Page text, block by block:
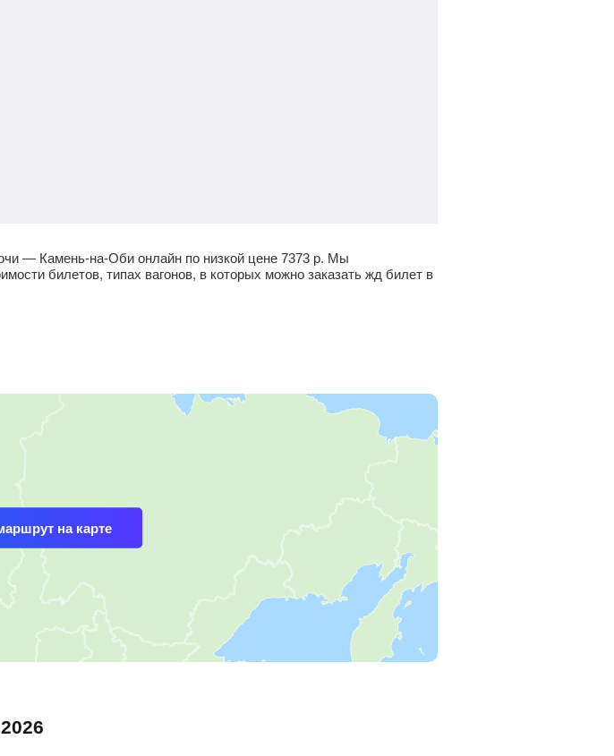
— Камень-на-Оби онлайн по низкой цене 7373 р. Мы
билетов, типах вагонов, в которых можно заказать жд билет в
на карте